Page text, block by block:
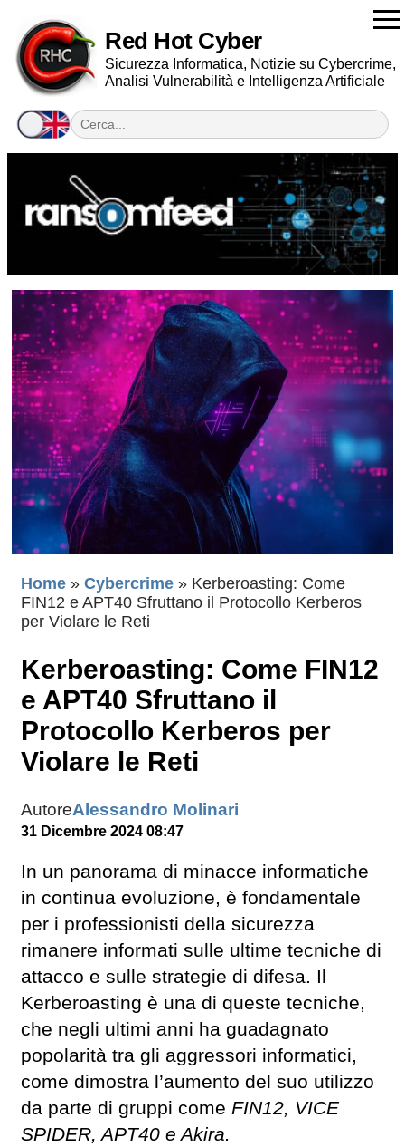
Red Hot Cyber
Sicurezza Informatica, Notizie su Cybercrime,
Analisi Vulnerabilità e Intelligenza Artificiale
Home » Cybercrime » Kerberoasting: Come
FIN12 e APT40 Sfruttano il Protocollo Kerberos
per Violare le Reti
Kerberoasting: Come FIN12
e APT40 Sfruttano il
Protocollo Kerberos per
Violare le Reti
AutoreAlessandro Molinari
31 Dicembre 2024 08:47
In un panorama di minacce informatiche
in continua evoluzione, è fondamentale
per i professionisti della sicurezza
rimanere informati sulle ultime tecniche di
attacco e sulle strategie di difesa. Il
Kerberoasting è una di queste tecniche,
che negli ultimi anni ha guadagnato
popolarità tra gli aggressori informatici,
come dimostra l’aumento del suo utilizzo
da parte di gruppi come FIN12, VICE
SPIDER, APT40 e Akira.